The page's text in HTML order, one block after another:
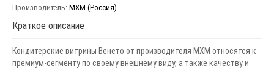
Производитель: МХМ (Россия)
Краткое описание
Кондитерские витрины Венето от производителя МХМ относятся к
премиум-сегменту по своему внешнему виду, а также качеству и